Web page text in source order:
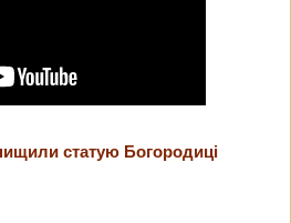
статую Богородиці